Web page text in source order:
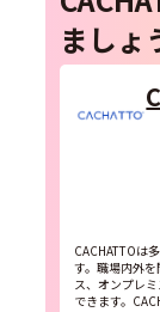
ましょ
CACHATTOは
す。職場内外
ス、オンプレ
できます。